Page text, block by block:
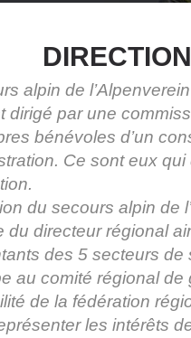
DIRECTION
alpin de
dirigé par une
bénévoles d’un
Ce sont eux qui
du secours alpin de
du directeur régional
des 5 secteurs de
au comité régional de
de la fédération
les intérêts